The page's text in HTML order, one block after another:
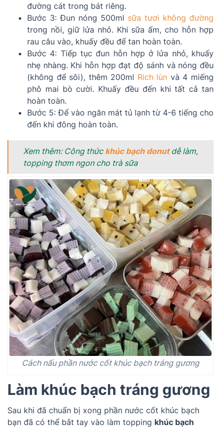
đường cát trong bát riêng.
Bước 3: Đun nóng 500ml sữa tươi không đường
trong nồi, giữ lửa nhỏ. Khi sữa ấm, cho hỗn hợp
rau câu vào, khuấy đều để tan hoàn toàn.
Bước 4: Tiếp tục đun hỗn hợp ở lửa nhỏ, khuấy
nhẹ nhàng. Khi hỗn hợp đạt độ sánh và nóng đều
(không để sôi), thêm 200ml Rich lùn và 4 miếng
phô mai bò cười. Khuấy đều đến khi tất cả tan
hoàn toàn.
Bước 5: Để vào ngăn mát tủ lạnh từ 4-6 tiếng cho
đến khi đông hoàn toàn.
Xem thêm: Công thức khúc bạch donutdễ làm,
topping thơm ngon cho trà sữa
Cách nấu phần nước cốt khúc bạch tráng gương
Làm khúc bạch tráng gương
Sau khi đã chuẩn bị xong phần nước cốt khúc bạch
bạn đã có thể bắt tay vào làm topping khúc bạch